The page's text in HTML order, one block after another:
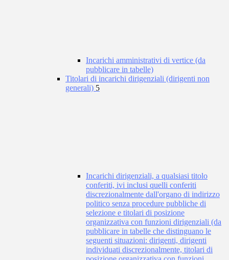
Incarichi amministrativi di vertice (da
pubblicare in tabelle)
Titolari di incarichi dirigenziali (dirigenti non
generali) 5
Incarichi dirigenziali, a qualsiasi titolo
conferiti, ivi inclusi quelli conferiti
discrezionalmente dall'organo di indirizzo
politico senza procedure pubbliche di
selezione e titolari di posizione
organizzativa con funzioni dirigenziali (da
pubblicare in tabelle che distinguano le
seguenti situazioni: dirigenti, dirigenti
individuati discrezionalmente, titolari di